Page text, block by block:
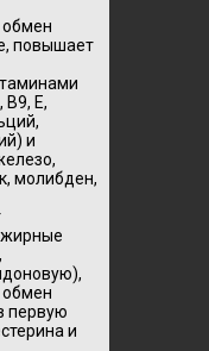
обмен
повышает
В9, Е,
и
молибден,
обмен
первую
и